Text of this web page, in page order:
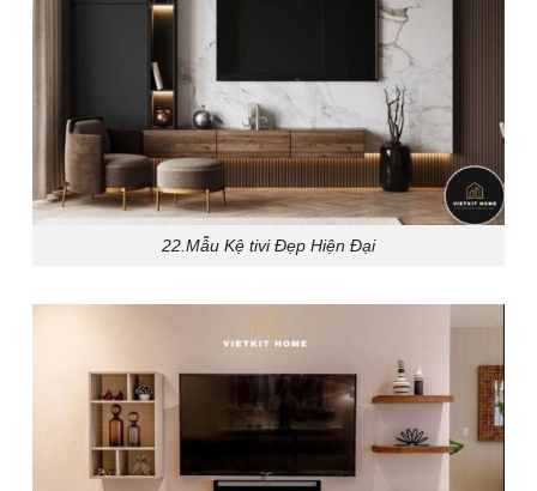
22.Mẫu Kệ tivi Đẹp Hiện Đại